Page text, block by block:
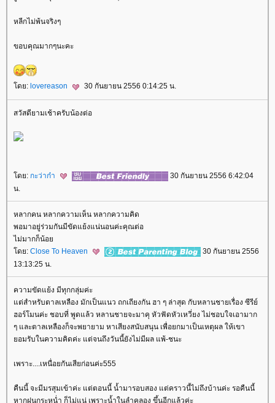
หลีกไม่พ้นจริงๆ
ขอบคุณมากๆนะคะ
ดย: lovereason 30 กันยายน 2556 0:14:25 น.
สวัสดียามเช้าครับน้องต่อ
ดย: กะว่าก๋า
30 กันยายน 2556 6:42:04
น.
หลากคน หลากความเห็น หลากความคิด
พอมาอยู่ร่วมกันมีขัดแย้งแน่นอนค่ะคุณต่อ
ไม่มากก็น้อ
ดย: Close To Heaven
30 กันยายน 2556
13:13:25 น.
ความขัดแย้ง มีทุกกลุ่มค่ะ
ต่สำหรับตาลเหลือง มักเป็นแนว ถกเถียงกัน ฮา ๆ ล่าสุด กับหลานชายเรื่อง ซีรีย์
ฮอร์โมนค่ะ ชอบที่ พูดแล้ว หลานชายจะมาคุ หัวฟัดหัวเหวี่ยง ไม่ชอบใจเอามาก
ๆ และตาลเหลืองก็จะพยายาม หาเสียงสนับสนุน เพื่อยกมาเป็นเหตุผล ให้เขา
อมรับในความคิดค่ะ แต่จนถึงวันนี้ยังไม่มีผล แพ้-ชนะ
เพราะ....เหนื่อยกันเสียก่อนค่ะ555
คืนนี้ จะมีมรสุมเข้าค่ะ แต่ตอนนี้ น้ำมารอบสอง แต่คราวนี้ไม่ถึงบ้านค่ะ รอคืนนี้
หากฝนกระหน่ำ ก็ไม่แน่ เพราะน้ำในลำคลอง ขึ้นอีกแล้วค่ะ